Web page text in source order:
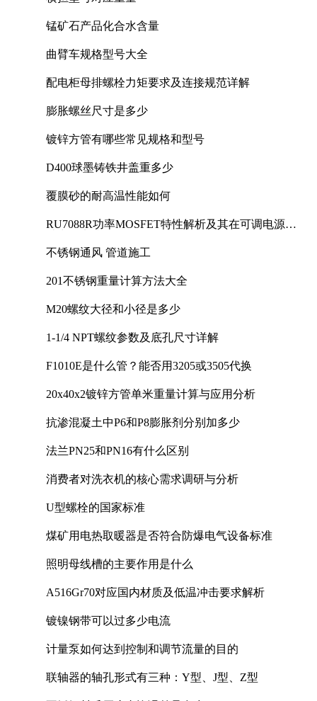
锰矿石产品化合水含量
曲臂车规格型号大全
配电柜母排螺栓力矩要求及连接规范详解
膨胀螺丝尺寸是多少
镀锌方管有哪些常见规格和型号
D400球墨铸铁井盖重多少
覆膜砂的耐高温性能如何
RU7088R功率MOSFET特性解析及其在可调电源设
不锈钢通风 管道施工
201不锈钢重量计算方法大全
M20螺纹大径和小径是多少
1-1/4 NPT螺纹参数及底孔尺寸详解
F1010E是什么管？能否用3205或3505代换
20x40x2镀锌方管单米重量计算与应用分析
抗渗混凝土中P6和P8膨胀剂分别加多少
法兰PN25和PN16有什么区别
消费者对洗衣机的核心需求调研与分析
U型螺栓的国家标准
煤矿用电热取暖器是否符合防爆电气设备标准
照明母线槽的主要作用是什么
A516Gr70对应国内材质及低温冲击要求解析
镀镍钢带可以过多少电流
计量泵如何达到控制和调节流量的目的
联轴器的轴孔形式有三种：Y型、J型、Z型